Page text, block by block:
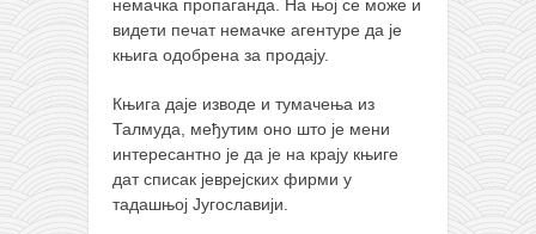
немачка пропаганда. На њој се може и
видети печат немачке агентуре да је
књига одобрена за продају.
Књига даје изводе и тумачења из
Талмуда, међутим оно што је мени
интересантно је да је на крају књиге
дат списак јеврејских фирми у
тадашњој Југославији.